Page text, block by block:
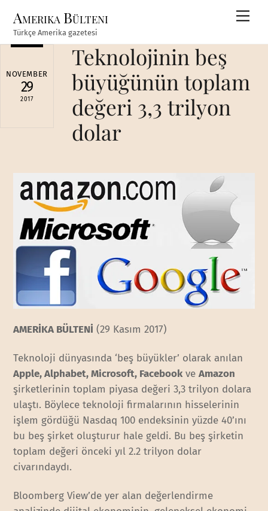
content
Amerika Bülteni
Türkçe Amerika gazetesi
NOVEMBER
29
2017
Teknolojinin beş
büyüğünün toplam
değeri 3,3 trilyon
dolar
AMERİKA BÜLTENİ (29 Kasım 2017)
Teknoloji dünyasında ‘beş büyükler’ olarak anılan
Apple, Alphabet, Microsoft, FacebookveAmazon
şirketlerinin toplam piyasa değeri 3,3 trilyon dolara
ulaştı. Böylece teknoloji firmalarının hisselerinin
işlem gördüğü Nasdaq 100 endeksinin yüzde 40’ını
bu beş şirket oluşturur hale geldi. Bu beş şirketin
toplam değeri önceki yıl 2.2 trilyon dolar
civarındaydı.
Bloomberg View’de yer alan değerlendirme